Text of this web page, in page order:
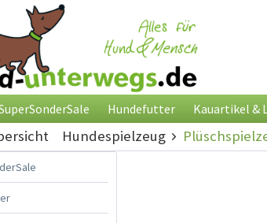
Hundefutter Kauartikel &
Hundespielzeug